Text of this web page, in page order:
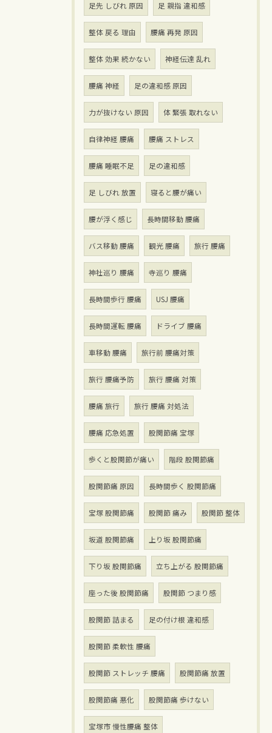
足先 しびれ 原因 足 親指 違和感
整体 戻る 理由 腰痛 再発 原因
整体 効果 続かない 神経伝達 乱れ
腰痛 神経 足の違和感 原因
力が抜けない 原因 体 緊張 取れない
自律神経 腰痛 腰痛 ストレス
腰痛 睡眠不足 足の違和感
足 しびれ 放置 寝ると腰が痛い
腰が浮く感じ 長時間移動 腰痛
バス移動 腰痛 観光 腰痛 旅行 腰痛
神社巡り 腰痛 寺巡り 腰痛
長時間歩行 腰痛 USJ 腰痛
長時間運転 腰痛 ドライブ 腰痛
車移動 腰痛 旅行前 腰痛対策
旅行 腰痛予防 旅行 腰痛 対策
腰痛 旅行 旅行 腰痛 対処法
腰痛 応急処置 股関節痛 宝塚
歩くと股関節が痛い 階段 股関節痛
股関節痛 原因 長時間歩く 股関節痛
宝塚 股関節痛 股関節 痛み 股関節 整体
坂道 股関節痛 上り坂 股関節痛
下り坂 股関節痛 立ち上がる 股関節痛
座った後 股関節痛 股関節 つまり感
股関節 詰まる 足の付け根 違和感
股関節 柔軟性 腰痛
股関節 ストレッチ 腰痛 股関節痛 放置
股関節痛 悪化 股関節痛 歩けない
宝塚市 慢性腰痛 整体